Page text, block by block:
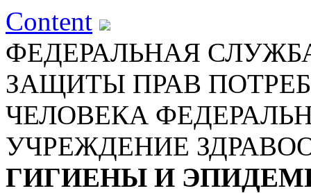
Content
ФЕДЕРАЛЬНАЯ
ЗАЩИТЫ ПРАВ
ЧЕЛОВЕКА
УЧРЕЖДЕНИЕ
ГИГИЕНЫ И